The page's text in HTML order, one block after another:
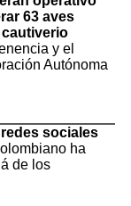
63 aves
y el
Autónoma
sociales
ha
de los